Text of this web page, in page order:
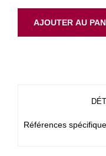
AJOUTER AU
Références